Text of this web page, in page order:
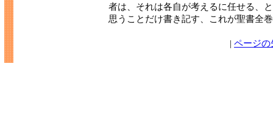
者は、それは各自が考えるに任せる、
思うことだけ書き記す、これが聖書全
| ページの